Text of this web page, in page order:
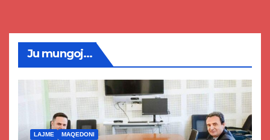
Ju mungoj...
LAJME MAQEDONI